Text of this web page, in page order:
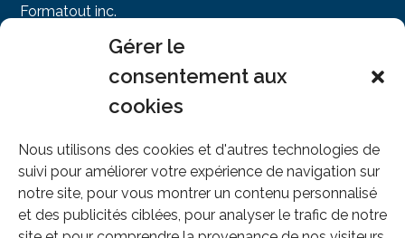
Gérer le
consentement aux
cookies
Nous utilisons des cookies et d'autres technologies de
suivi pour améliorer votre expérience de navigation sur
notre site, pour vous montrer un contenu personnalisé
et des publicités ciblées, pour analyser le trafic de notre
Formatout inc.
Piedmont, QC J0R 1K0
Montréal : 514-745-4949
info@formatout.com
Nous suivre